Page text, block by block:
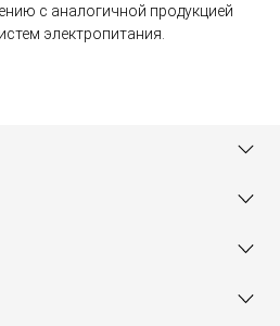
с аналогичной продукцией
электропитания.